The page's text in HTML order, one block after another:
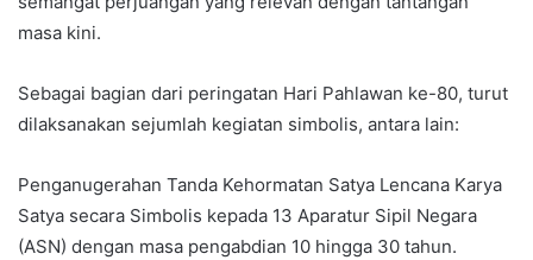
masa kini.
Sebagai bagian dari peringatan Hari Pahlawan ke-80, turut
dilaksanakan sejumlah kegiatan simbolis, antara lain:
Penganugerahan Tanda Kehormatan Satya Lencana Karya
Satya secara Simbolis kepada 13 Aparatur Sipil Negara
(ASN) dengan masa pengabdian 10 hingga 30 tahun.